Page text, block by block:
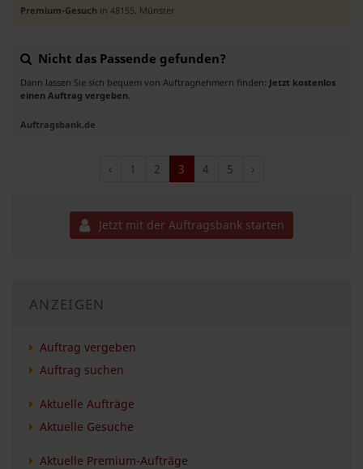
Premium-Gesuch in 48155, Münster
Nicht das Passende gefunden?
Dann lassen Sie sich bequem von Auftragnehmern finden: Jetzt kostenlos
einen Auftrag vergeben.
Auftragsbank.de
‹ 1 2 3 4 5 ›
Jetzt mit der Auftragsbank starten
ANZEIGEN
Auftrag vergeben
Auftrag suchen
Aktuelle Aufträge
Aktuelle Gesuche
Aktuelle Premium-Aufträge